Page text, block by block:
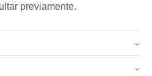
previamente.